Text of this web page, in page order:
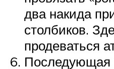
два накида
столбиков.
продеваться
Последующая